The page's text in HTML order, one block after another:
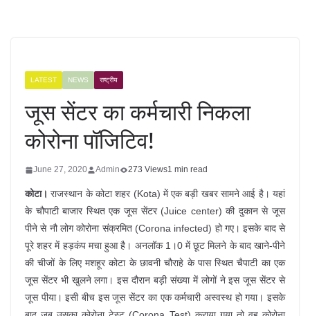
LATEST NEWS राष्ट्रीय
जूस सेंटर का कर्मचारी निकला
कोरोना पॉजिटिव!
June 27, 2020 Admin 273 Views1 min read
कोटा। राजस्थान के कोटा शहर (Kota) में एक बड़ी खबर सामने आई है। यहां
के चौपाटी बाजार स्थित एक जूस सेंटर (Juice center) की दुकान से जूस
पीने से नौ लोग कोरोना संक्रमित (Corona infected) हो गए। इसके बाद से
पूरे शहर में हड़कंप मचा हुआ है। अनलॉक 1।0 में छूट मिलने के बाद खाने-पीने
की चीजों के लिए मशहूर कोटा के छावनी चौराहे के पास स्थित चैपाटी का एक
जूस सेंटर भी खुलने लगा। इस दौरान बड़ी संख्या में लोगों ने इस जूस सेंटर से
जूस पीया। इसी बीच इस जूस सेंटर का एक कर्मचारी अस्वस्थ हो गया। इसके